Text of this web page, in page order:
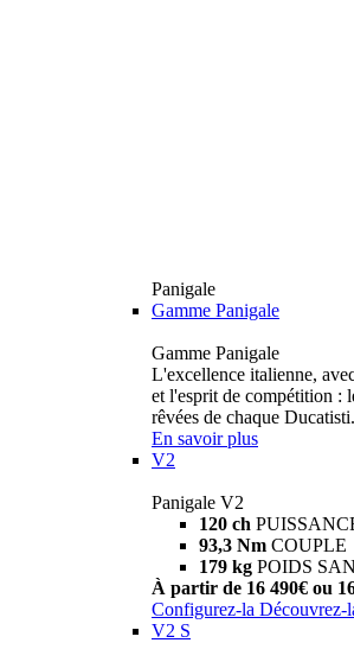
Panigale
Gamme Panigale
Gamme Panigale
L'excellence italienne,
et l'esprit de compétition :
rêvées de chaque Ducatisti.
En savoir plus
V2
Panigale V2
120 ch
93,3 Nm COUPLE
179 kg POIDS
À partir de 16 490€ ou
Configurez-la Découvrez-
V2 S